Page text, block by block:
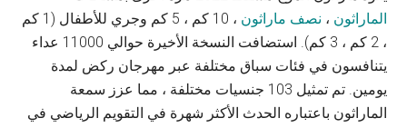
الماراثون ، نصف ماراثون
، 10 كم ، 5 كم وجري للأطفال (1 كم
، 2 كم ، 3 كم). استضافت النسخة الأخيرة حوالي 11000 عداء
يتنافسون في فئات سباق مختلفة عبر مهرجان ركض لمدة
يومين. تم تمثيل 103 جنسيات مختلفة ، مما عزز سمعة
الماراثون باعتباره الحدث الأكثر شهرة في التقويم الرياضي في